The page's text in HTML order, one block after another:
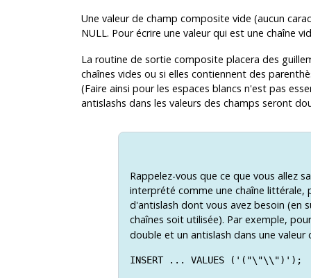
Une valeur de champ composite vide (aucun
NULL. Pour écrire une valeur qui est une chaîne
La routine de sortie composite placera des
chaînes vides ou si elles contiennent des
(Faire ainsi pour les espaces blancs n'est pas
antislashs dans les valeurs des champs seront
Rappelez-vous que ce que vous allez
interprété comme une chaîne littérale,
d'antislash dont vous avez besoin (en
chaînes soit utilisée). Par exemple,
double et un antislash dans une
INSERT ... VALUES ('("\"\\")');